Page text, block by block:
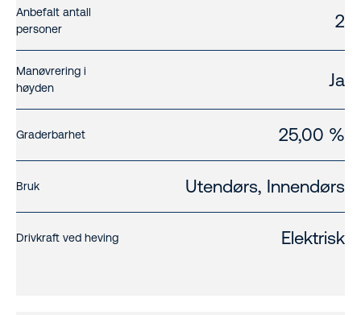
Anbefalt antall
personer
2
Manøvrering i
høyden
Ja
Graderbarhet 25,00 %
Bruk Utendørs, Innendørs
Drivkraft ved heving Elektrisk